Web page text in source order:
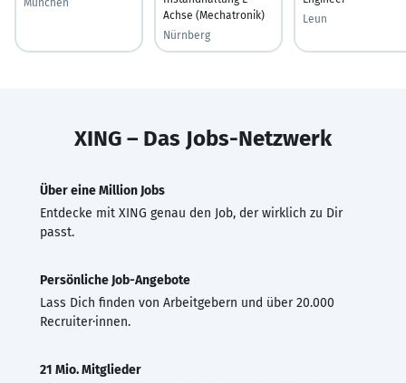
Achse (Mechatronik)
Nürnberg
Leun
XING – Das Jobs-Netzwerk
Über eine Million Jobs
Entdecke mit XING genau den Job, der wirklich zu Dir
passt.
Persönliche Job-Angebote
Lass Dich finden von Arbeitgebern und über 20.000
Recruiter·innen.
21 Mio. Mitglieder